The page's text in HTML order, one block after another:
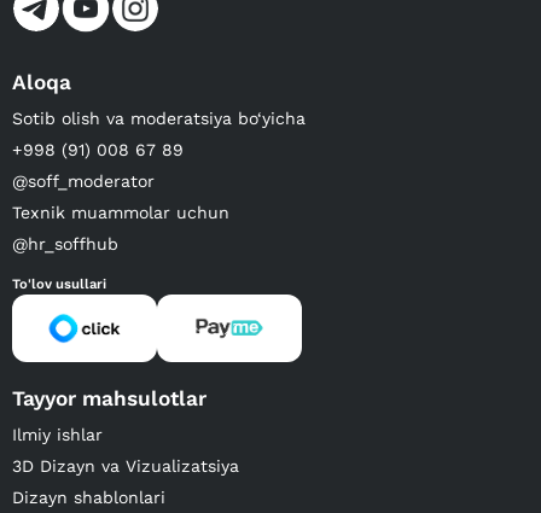
Aloqa
Sotib olish va moderatsiya bo‘yicha
+998 (91) 008 67 89
@soff_moderator
Texnik muammolar uchun
@hr_soffhub
To'lov usullari
Tayyor mahsulotlar
Ilmiy ishlar
3D Dizayn va Vizualizatsiya
Dizayn shablonlari